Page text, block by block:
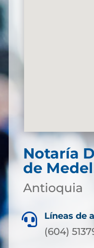
Notaría
de
Antioquia
 Líneas de
(604)